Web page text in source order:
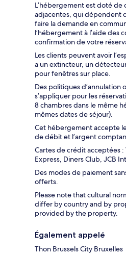
L’hébergement est doté de
adjacentes, qui dépendent
faire la demande en
l’hébergement à l’aide des
confirmation de votre
Les clients peuvent avoir
a un extincteur, un
pour fenêtres sur place.
Des politiques d’annulation
s’appliquer pour les
8 chambres dans le même
mêmes dates de séjour).
Cet hébergement accepte
de débit et l’argent
Cartes de crédit acceptées
Express, Diners Club, JCB
Des modes de paiement
offerts.
Please note that cultural
differ by country and by
provided by the property.
Également appelé
Thon Brussels City Bruxelles